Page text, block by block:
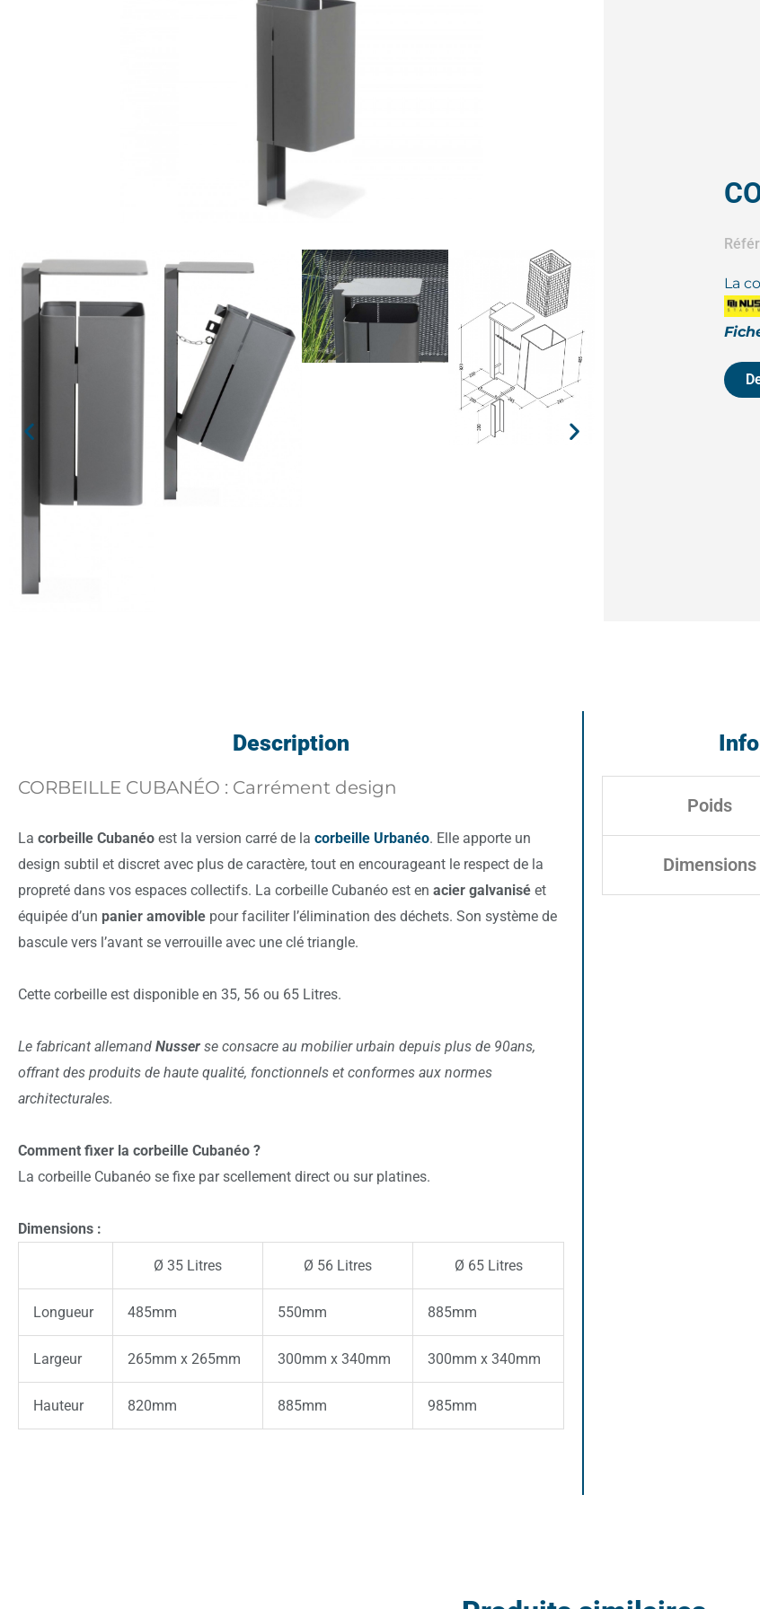
La
Description
CORBEILLE CUBANÉO : Carrément design
La corbeille Cubanéo est la version carré de la corbeille Urbanéo. Elle apporte un
design subtil et discret avec plus de caractère, tout en encourageant le respect de la
propreté dans vos espaces collectifs. La corbeille Cubanéo est en acier galvanisé et
équipée d’un panier amovible pour faciliter l’élimination des déchets. Son système de
bascule vers l’avant se verrouille avec une clé triangle.
Cette corbeille est disponible en 35, 56 ou 65 Litres.
Le fabricant allemand Nusser se consacre au mobilier urbain depuis plus de 90ans,
offrant des produits de haute qualité, fonctionnels et conformes aux normes
architecturales.
Comment fixer la corbeille Cubanéo ?
La corbeille Cubanéo se fixe par scellement direct ou sur platines.
Dimensions :
Ø 35 Litres Ø 56 Litres Ø 65 Litres
Longueur 485mm 550mm 885mm
Largeur 265mm x 265mm 300mm x 340mm 300mm x 340mm
Hauteur 820mm 885mm 985mm
Poids
Dimensions